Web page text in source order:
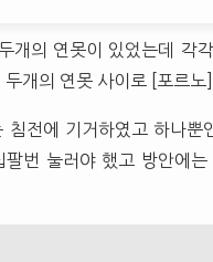
개의 연못이 있었는데 각
개의 연못 사이로 [포르
침전에 기거하였고 하나
번 눌러야 했고 방안에